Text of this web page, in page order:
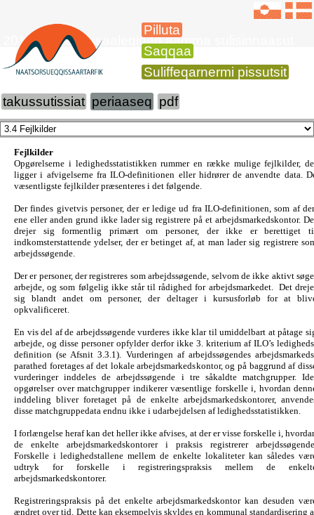
Pilluta
Saqqaa
Suliffeqarnermi pissutsit
2015-imi suliffissaaleqineq aamma sulisinnaasut
takussutissiat periaaseq pdf